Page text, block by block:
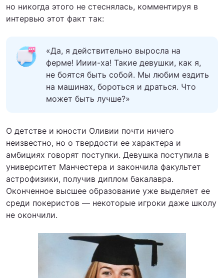
но никогда этого не стеснялась, комментируя в
интервью этот факт так:
«Да, я действительно выросла на
ферме! Ииии-ха! Такие девушки, как я,
не боятся быть собой. Мы любим ездить
на машинах, бороться и драться. Что
может быть лучше?»
О детстве и юности Оливии почти ничего
неизвестно, но о твердости ее характера и
амбициях говорят поступки. Девушка поступила в
университет Манчестера и закончила факультет
астрофизики, получив диплом бакалавра.
Оконченное высшее образование уже выделяет ее
среди покеристов — некоторые игроки даже школу
не окончили.